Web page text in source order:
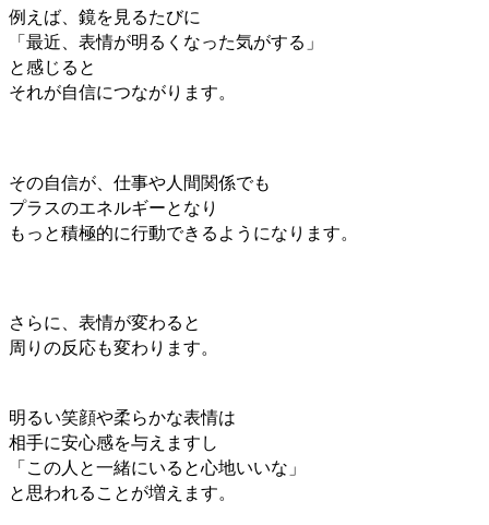
例えば、鏡を見るたびに
「最近、 表情が明るくなった気がする」
と感じると
それが自信につながります。
その自信が、仕事や人間関係でも
プラスのエネルギーとなり
もっと積極的に行動できるようになります。
さらに、表情が変わると
周りの反応も変わります。
明るい笑顔や柔らかな表情は
相手に安心感を与えますし
「この人と一緒にいると心地いいな」
と思われることが増えます。